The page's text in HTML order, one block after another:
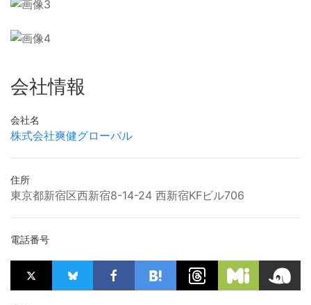
会社情報
会社名
株式会社爽健グローバル
住所
東京都新宿区西新宿8-14-24 西新宿KFビル706
電話番号